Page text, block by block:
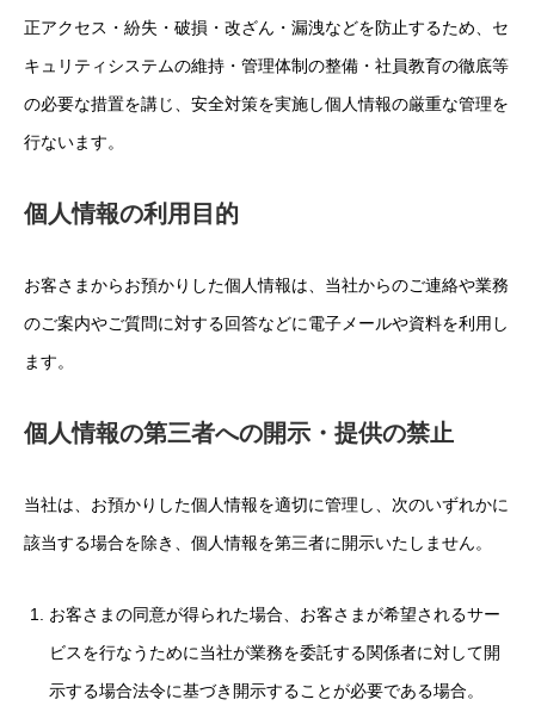
正アクセス・紛失・破損・改ざん・漏洩などを防止するため、セ
キュリティシステムの維持・管理体制の整備・社員教育の徹底等
の必要な措置を講じ、安全対策を実施し個人情報の厳重な管理を
行ないます。
個人情報の利用目的
お客さまからお預かりした個人情報は、当社からのご連絡や業務
のご案内やご質問に対する回答などに電子メールや資料を利用し
ます。
個人情報の第三者への開示・提供の禁止
当社は、お預かりした個人情報を適切に管理し、次のいずれかに
該当する場合を除き、個人情報を第三者に開示いたしません。
お客さまの同意が得られた場合、お客さまが希望されるサー
ビスを行なうために当社が業務を委託する関係者に対して開
示する場合法令に基づき開示することが必要である場合。